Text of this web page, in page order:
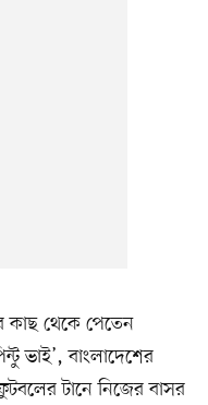
কাছ থেকে পেতেন
ভাই’, বাংলাদেশের
টানে নিজের বাসর